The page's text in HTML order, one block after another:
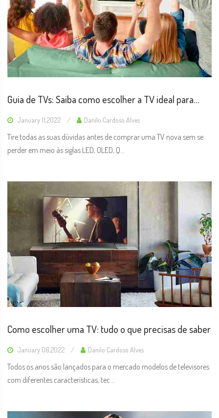
Guia de TVs: Saiba como escolher a TV ideal para
January 11,2022 Danilo Cardoso Alves
Tire todas as suas dúvidas antes de comprar uma TV nova sem se
perder em meio às siglas LED, OLED, Q...
Como escolher uma TV: tudo o que precisas de saber
January 08,2022 Danilo Cardoso Alves
Todos os anos são lançados para o mercado modelos de televisores
com diferentes características, tec...